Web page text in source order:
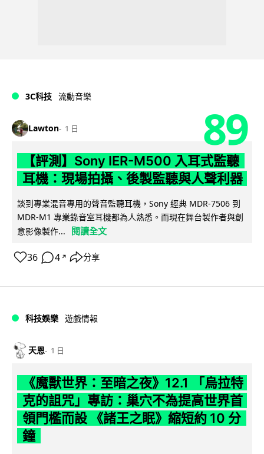
3C科技 流動音樂
Lawton 1 日 89
【評測】Sony IER-M500 入耳式監聽
耳機：現場拍攝、後製監聽與人聲利器
談到專業混音專用的聲音監聽耳機，Sony 經典 MDR-7506 到
MDR-M1 專業錄音室耳機都為人熟悉。而現在舞台製作者與創
意影像製作...
閱讀全文
36 4 ↗ 分享
科技娛樂 遊戲情報
天恩 1 日
《魔獸世界：至暗之夜》12.1 「烏拉特
克的詛咒」專訪：巢穴不為提高世界首
領門檻而設 《諸王之眠》縮短約 10 分
鐘